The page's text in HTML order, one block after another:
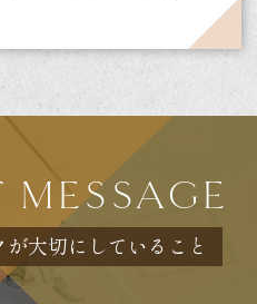
間を変更させてい
かけいたします
供できるようスタ
ます。何卒、ご理
しくお願い申し上
大切にしていること